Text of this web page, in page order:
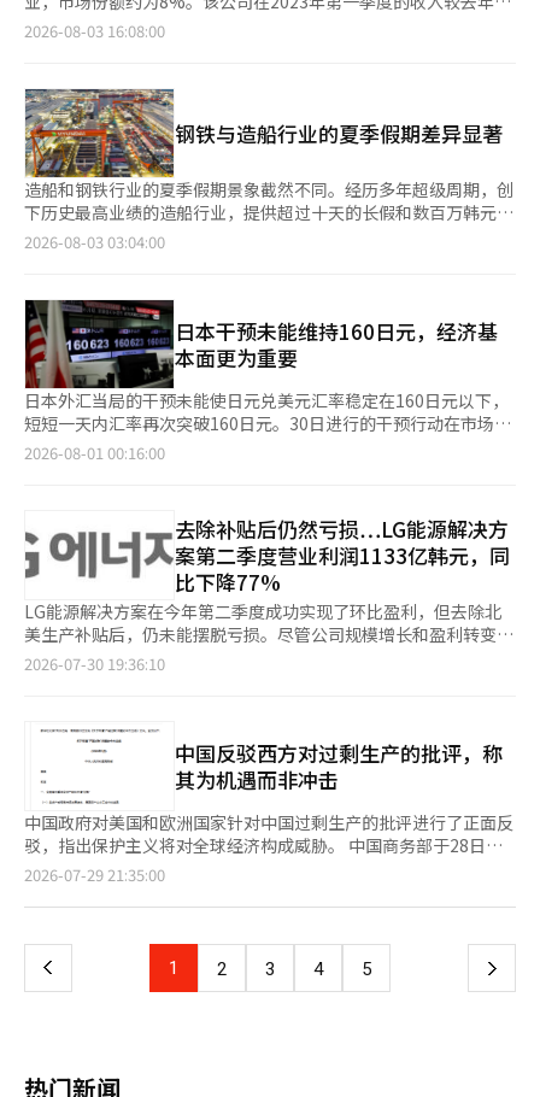
立即协助送医。对于流浪人员，首尔市组织114名工作人员组成48
支应急救助队，负责发放生活物资，并全天24小时开放11处流浪
备运行情况等，确保避暑设施正常发挥作用。
划。KT则改进了结合OTT和设备优惠的“选择双重”套餐，并在
使用合作卡时提供最高142万2000元的折扣优惠。LG U+则通过在
户。 Galaxy Z8系列将于当天开始逐步为预订客户开通，正式销售
将于7日开始。※ 本报道经人工智能（AI）系统翻译与编辑。
税减免优惠也将逐步缩减。电动车目前享有每辆300万韩元的消费
税减免，但从2027年1月起将降至200万韩元，2028年1月起进一
供每辆400万韩元的减免，2027年1月将降至300万韩元，2028年1
月降至150万韩元。电动车和氢燃料电池车的消费税减免优惠预计
将在2028年12月31日终止。 此次措施引发了对环保车购买需求可
能萎缩的担忧。由于HEV的消费税减免优惠取消，消费者的实际购
买成本预计将增加最多100万韩元（消费税70万韩元、教育税21万
韩元、增值税9万韩元）。电动车和氢燃料电池车的减免优惠也将
分别减少429万韩元（消费税300万韩元、教育税90万韩元、增值
税39万韩元）和572万韩元（消费税400万韩元、教育税120万韩
内人士表示：“在新车注册中，环保车的比例接近60%，如果消费
税减免优惠结束，消费者将面临实际价格上涨，这将直接打击需
求。”他指出，在出口和内需双双低迷的情况下，原本依靠相对稳
定的HEV和EV需求维持的行业将受到重大冲击。 不过，政府计划
将消费税减免转为财政支持，以提高制度的效率。目前，财政部正
在与相关部门协商扩大对电动车和氢燃料电池车的补贴。政府相关
人士表示：“我们将根据市场情况逐步缩减电动车和氢燃料电池车
的减免额度，并转为财政支持，以便在需要的地方提供支持，从而
长了719%。2025年，创信内存科技实现了自成立以来的首次盈
时以市场价的一半出售旧款DDR4。几年前，该公司还被称为“差
距五年”。半导体行业是一个难以追赶的领域，因为微细工艺的成
功往往依赖于失败的经验积累。要掌握在哪个步骤上出现缺陷、在
什么条件下良率曲线下滑，必须经过数千次的试验和错误。虽然可
以购买设备，但无法购买操作这些设备的条件。韩国内存产业在过
去30年中所建立的进入壁垒，正是这种时间的积累。因此，当后发
企业的进度突然加快时，技术泄露往往被视为根本原因。当然，不
能仅仅将中国的追赶归因于一次泄露。国家补贴、庞大的内需市场
短，自然会让人怀疑是否有人提供了跳过这一曲线的资料。实际
上，这种事件屡见不鲜。曾因涉嫌将三星电子18纳米DRAM工艺信
息泄露给CXMT而被判处6年4个月监禁和200万元罚款的前高管，
最近在重审中被判刑。另一名曾在SK海力士工作并转至华为子公
司的前员工，因涉嫌打印工艺资料而在上诉中被判处5年监禁和30
万元罚款。业界普遍认为，5至6年的刑期无法有效遏制诱因。中国
企业向核心人才提供数倍于现有薪水的待遇。完成合同后，即使在
国内工作20年也难以获得的资产将留给他们。即使被韩国法律制
的修订而使得一审的刑罚加重。对罪行的界定标准也不够明确。虽
然根据泄露文件的数量、资料的市场价值以及泄露者所获得的报酬
来计算损失，但真正重要的并不是文件的数量，而是缩小技术差距
所需的时间。产业技术泄露并不是个人因背叛公司而引发的离职争
议，而是国家花费数十年时间、税收和人力积累的资产被转移到竞
争国，个人从中获利的行为。因此，惩罚机制也应与此性质相符。
在量刑标准中，应将国家核心技术的海外泄露作为独立的加重因
避免“服刑后仍有利可图”的计算。对中介人和介绍组织的单独惩
罚，以及对通过海外法人和合作伙伴进行的间接泄露的监控也应同
步进行。技术泄露的代价是致命的。已有评估认为，通用DRAM市
场的份额已相当大程度上被让出。在中国企业以半价出售DDR4并
进入DDR5量产阶段的市场中，韩国企业不得不面临市场份额下降
的局面。剩下的防线是高带宽内存（HBM）及其后的先进AI半导
体。即使是CXMT也承认在HBM领域与韩国企业存在2至4年的差
各个工艺，但同时掌握这些条件只能通过经验获得。目前正处于向
定制HBM和先进封装过渡的阶段，正是泄露最为脆弱的时刻。已
经泄露的技术无法通过任何判决恢复。半导体的超越差距在于如何
2026-08-03 16:08:00
钢铁与造船行业的夏季假期差异显著
造船和钢铁行业的夏季假期景象截然不同。经历多年超级周期，创
下历史最高业绩的造船行业，提供超过十天的长假和数百万韩元的
假期补贴；而经历长期低迷的钢铁行业则享受短暂的假期，几乎没
初开始陆续进入夏季假期。由于造船行业的特点，户外作业较多，
因此在酷暑期间采取安全和休息的措施。 HD现代重工业将于8月3
日至13日进行为期12天的暑假。工会成员将获得约定工资的50%
作为假期补贴。根据个人工资水平的不同，补贴金额可能会有差
异，但预计最高可达数百万韩元。 HD现代三湖将于8月3日至14日
进行为期13天的假期。假期补贴与HD现代重工业相同，约定工资
的50%。 汉华海洋从上个月27日至7日进行为期12天的假期，三
星重工业则从3日至7日进行为期5天的假期。两家公司均提供50万
外的夏季假期补贴。现代制铁和东国制钢同样提供5天的夏季假
期，但没有额外的假期补贴。 业内人士分析，业绩差距直接反映
在员工福利水平上。实际上，造船和钢铁行业上半年的业绩走势也
存在差异。 造船行业由于高附加值船舶比例的增加和生产效率的
提升，营业利润增长率超过两位数；而钢铁行业尽管部分企业的盈
利能力有所改善，但由于中国低价产品的涌入、建筑市场疲软以及
电费负担等原因，行业复苏的势头受到限制。 一位业内人士表
等员工补偿水平出现差异的趋势。” 然而，假期结束后，造船和
钢铁行业的劳资关系都将成为下半年经营的最大变数。由于主要企
业正在进行今年的工资和集体合同谈判，或预告夏季斗争，预计在
假期结束后的8月中旬，谈判将正式恢复。根据谈判结果，如果出
现罢工等劳资冲突，可能会导致生产受阻和经营不确定性加大。※
本报道经人工智能（AI）系统翻译与编辑。
2026-08-03 03:04:00
日本干预未能维持160日元，经济基
本面更为重要
日本外汇当局的干预未能使日元兑美元汇率稳定在160日元以下，
短短一天内汇率再次突破160日元。30日进行的干预行动在市场警
惕性减弱的情况下，几乎是与美国同步进行的技术性突袭。然而，
元（约105万亿韩元）将汇率拉回160日元以下，但不久后汇率又
再次跌破这一水平。这表明外汇当局的干预更多是争取时间，而非
改变市场趋势。 造成这一局面的主要原因是利率。美国与日本之
间的利差超过2.5个百分点，而美国联邦储备委员会（美联储）在
前一天的联邦公开市场委员会（FOMC）会议上暗示可能会在下次
会议上加息。因此，只要这种利差持续，日元贬值的趋势就难以改
变。 更为严重的问题是，日元贬值不再是日本经济的“福音”。
过去，日本是一个依靠汽车和电子产品出口的典型制造业国家。日
生产基地转移到海外，日元贬值不再直接导致出口增加和国内生产
扩张。相反，由于日本大部分能源和食品依赖进口，日元贬值导致
进口价格急剧上涨，家庭负担加重，内需萎缩的恶性循环不断加
剧。 全球范围内的人工智能（AI）革命，日本也未能充分受益。尽
管日本引进了台积电并培育了拉皮达斯，宣告“半导体复兴”，但
在核心设备和材料的竞争力方面，先进半导体生产的主导权仍然掌
握在台湾、韩国和美国手中。即使投入巨额补贴，短期内改变产业
结构也并非易事。在这种情况下，本周袭击日本半导体重镇熊本的
生率和高龄化正在减少劳动力，拉低潜在增长率，而国家债务已远
超国内生产总值（GDP）的两倍，但财政支出仍在不断增加。本
周，日本总理高市早苗在债务扩大的担忧下，宣布将从明年4月起
业竞争力变化、人口结构恶化和货币政策局限等经济基本面共同反
2026-08-01 00:16:00
去除补贴后仍然亏损…LG能源解决方
案第二季度营业利润1133亿韩元，同
比下降77%
LG能源解决方案在今年第二季度成功实现了环比盈利，但去除北
美生产补贴后，仍未能摆脱亏损。尽管公司规模增长和盈利转变，
但主营业务的盈利恢复仍需时日。 LG能源解决方案于30日公布，
24.8%，较上一季度的6兆5550亿韩元增长15.3%。营业利润虽然
较去年同期的4921亿韩元下降77.0%，但较上一季度的2078亿韩
元实现了盈利转变。第二季度业绩中反映的北美生产补贴（如IRA
税收抵免）金额为2410亿韩元。 LG能源解决方案首席财务官李昌
实表示：“由于电动车（EV）中低价产品和圆柱形电池出货量增
加，以及北美能源储存装置（ESS）生产能力的扩大，营收较上一
季度增长了15%。”他进一步指出：“尤其是ESS在北美和欧洲的
出货量扩大，较上一季度增长超过30%，保持了显著的增长势
头。” ESS业务的增长尤为突出。电动车的营收较去年同期增长了
户包括超大规模人工智能（AI）数据中心项目在内，获得了超过3
兆韩元的新订单合同。 LG能源解决方案预计，随着AI技术的普及
益。 当天，LG能源解决方案还发布了下半年重点推进的计划，包
2026-07-30 19:36:10
中国反驳西方对过剩生产的批评，称
其为机遇而非冲击
中国政府对美国和欧洲国家针对中国过剩生产的批评进行了正面反
驳，指出保护主义将对全球经济构成威胁。 中国商务部于28日在
其网站上发布了题为“所谓过剩生产的中国立场”的长篇文件，驳
体因对本国产业竞争力和市场地位的担忧，将贸易和经济问题政治
概念本身并没有国际共识，认为“各经济和产业的过剩生产情况应
根据该产业的发展阶段和水平进行判断。” 对于过剩生产与国内
保护。” 文件还声称，中国的生产能力为全球经济提供了新的机
2026-07-29 21:35:00
上
页
1 2 3 4 5 下
热门新闻